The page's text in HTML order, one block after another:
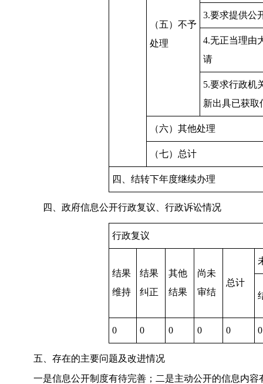
（五）不予
处理
3.要求提供公
4.无正当理由
请
5.要求行政机
新出具已获取
（六）其他处理
（七）总计
四、结转下年度继续办理
四、政府信息公开行政复议、行政诉讼情况
行政复议
结果
维持
结果
纠正
其他
结果
尚未
审结
总计
0 0 0 0 0 0
五、存在的主要问题及改进情况
一是信息公开制度有待完善；二是主动公开的信息内